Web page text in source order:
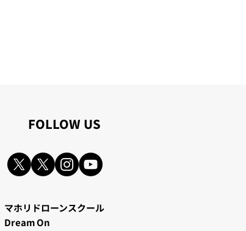
​FOLLOW US
マホリドローンスクール
Dream On